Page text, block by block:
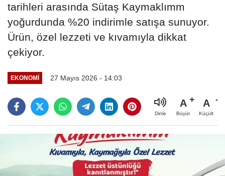
tarihleri arasında Sütaş Kaymaklımm
yoğurdunda %20 indirimle satışa sunuyor.
Ürün, özel lezzeti ve kıvamıyla dikkat
çekiyor.
EKONOMI 27 Mayıs 2026 - 14:03
Dinle
A
Büyüt
A
Küçült